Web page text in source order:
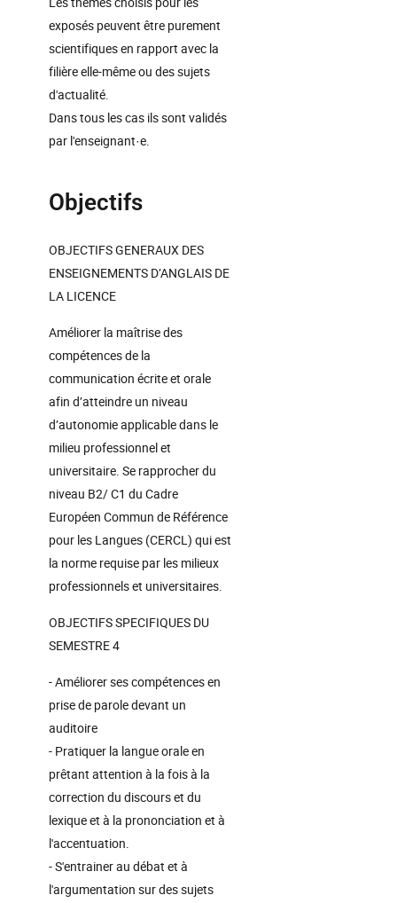
exposés peuvent être purement
scientifiques en rapport avec la
filière elle-même ou des sujets
d'actualité.
Dans tous les cas ils sont validés
par l'enseignant·e.
Objectifs
OBJECTIFS GENERAUX DES
ENSEIGNEMENTS D’ANGLAIS DE
LA LICENCE
Améliorer la maîtrise des
compétences de la
communication écrite et orale
afin d’atteindre un niveau
d’autonomie applicable dans le
milieu professionnel et
universitaire. Se rapprocher du
niveau B2/ C1 du Cadre
Européen Commun de Référence
pour les Langues (CERCL) qui est
la norme requise par les milieux
professionnels et universitaires.
OBJECTIFS SPECIFIQUES DU
SEMESTRE 4
- Améliorer ses compétences en
prise de parole devant un
auditoire
- Pratiquer la langue orale en
prêtant attention à la fois à la
correction du discours et du
lexique et à la prononciation et à
l'accentuation.
- S'entrainer au débat et à
l'argumentation sur des sujets